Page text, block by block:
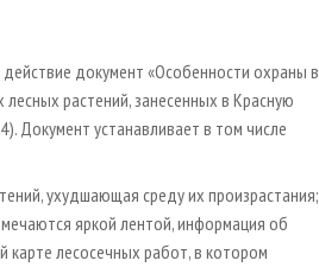
документ «Особенности охраны в
растений, занесенных в Красную
Документ устанавливает в том числе
ухудшающая среду их произрастания;
яркой лентой, информация об
карте лесосечных работ, в котором